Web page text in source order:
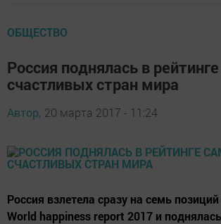
ОБЩЕСТВО
Россия поднялась в
счастливых стран мира
Автор, 20 марта 2017 - 11:24
Россия взлетела сразу на семь
World happiness report 2017 и